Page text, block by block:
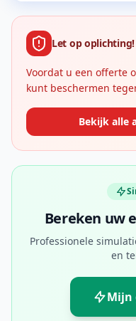
Let op oplichting!
Voordat u een offerte
kunt beschermen
Bekijk alle
Bereken uw
Professionele
en
Mijn